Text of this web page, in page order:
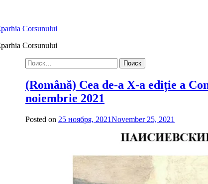
Corsunului
Corsunului
Найти:
(Română) Cea de-a X-a ediție a
noiembrie 2021
Posted on 25 ноября, 2021November 25, 2021